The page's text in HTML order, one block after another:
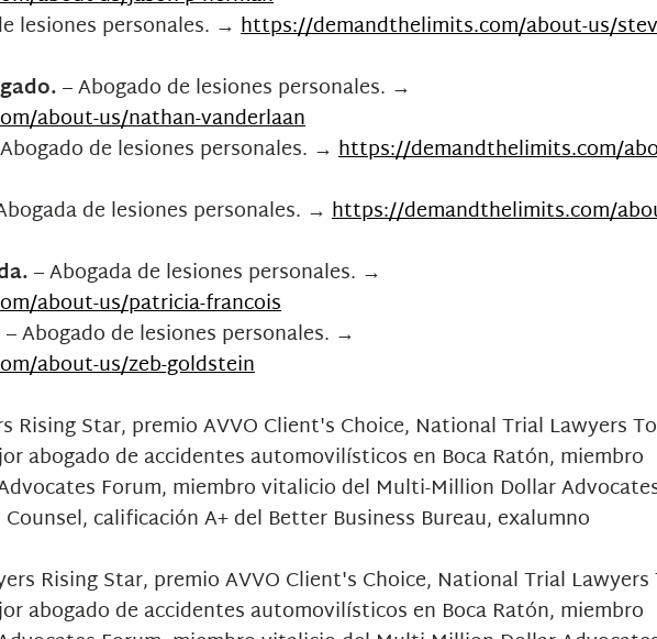
lesiones personales. → https://demandthelimits.com/about-us/
– Abogado de lesiones personales. →
about-us/nathan-vanderlaan
de lesiones personales. → https://demandthelimits.com/
de lesiones personales. → https://demandthelimits.com/
– Abogada de lesiones personales. →
about-us/patricia-francois
– Abogado de lesiones personales. →
about-us/zeb-goldstein
Rising Star, premio AVVO Client's Choice, National Trial Lawyers
abogado de accidentes automovilísticos en Boca Ratón, miembro
Forum, miembro vitalicio del Multi-Million Dollar
calificación A+ del Better Business Bureau, exalumno
Rising Star, premio AVVO Client's Choice, National Trial Lawyers
abogado de accidentes automovilísticos en Boca Ratón, miembro